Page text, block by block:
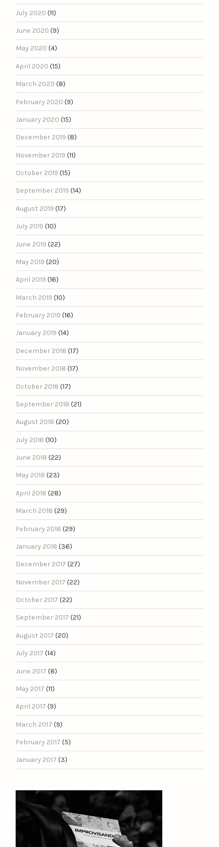
July 2020 (11)
June 2020 (9)
May 2020 (4)
April 2020 (15)
March 2020 (8)
February 2020 (9)
January 2020 (15)
December 2019 (8)
November 2019 (11)
October 2019 (15)
September 2019 (14)
August 2019 (17)
July 2019 (10)
June 2019 (22)
May 2019 (20)
April 2019 (16)
March 2019 (10)
February 2019 (16)
January 2019 (14)
December 2018 (17)
November 2018 (17)
October 2018 (17)
September 2018 (21)
August 2018 (20)
July 2018 (10)
June 2018 (22)
May 2018 (23)
April 2018 (28)
March 2018 (29)
February 2018 (29)
January 2018 (36)
December 2017 (27)
November 2017 (22)
October 2017 (22)
September 2017 (21)
August 2017 (20)
July 2017 (14)
June 2017 (8)
May 2017 (11)
April 2017 (9)
March 2017 (9)
February 2017 (5)
January 2017 (3)